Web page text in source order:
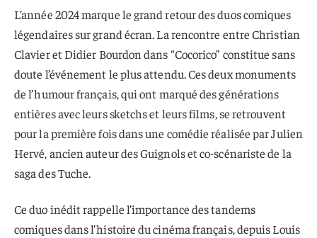
L’année 2024 marque le grand retour des duos comiques
légendaires sur grand écran. La rencontre entre Christian
Clavier et Didier Bourdon dans “Cocorico” constitue sans
doute l’événement le plus attendu. Ces deux monuments
de l’humour français, qui ont marqué des générations
entières avec leurs sketchs et leurs films, se retrouvent
pour la première fois dans une comédie réalisée par Julien
Hervé, ancien auteur des Guignols et co-scénariste de la
saga des Tuche.
Ce duo inédit rappelle l’importance des tandems
comiques dans l’histoire du cinéma français, depuis Louis